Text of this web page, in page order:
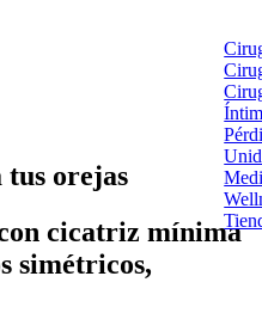
orejas
cicatriz mínima
simétricos,